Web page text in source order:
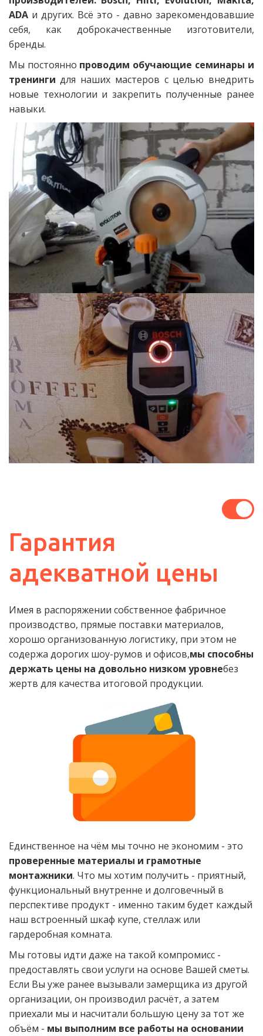
ADAи других. Всё это - давно зарекомендовавшие
себя, как доброкачественные изготовители,
бренды.
Мы постоянно проводим обучающие семинары и
тренинги для наших мастеров с целью внедрить
новые технологии и закрепить полученные ранее
навыки.
Гарантия
адекватной цены
Имея в распоряжении собственное фабричное
производство, прямые поставки материалов,
хорошо организованную логистику, при этом не
содержа дорогих шоу-румов и офисов,мы способны
держать цены на довольно низком уровнебез
жертв для качества итоговой продукции.
проверенные материалы и грамотные
монтажники. Что мы хотим получить - приятный,
функциональный внутренне и долговечный в
перспективе продукт - именно таким будет каждый
наш встроенный шкаф купе, стеллаж или
гардеробная комната.
Мы готовы идти даже на такой компромисс -
предоставлять свои услуги на основе Вашей сметы.
Если Вы уже ранее вызывали замерщика из другой
организации, он производил расчёт, а затем
приехали мы и насчитали большую цену за тот же
объём - мы выполним все работы на основании